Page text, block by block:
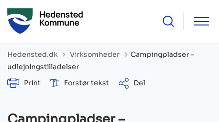
Hedensted.dk Tilbage til
Virksomheder
Campingpladser –
udlejningstilladelser
Print
Forstør tekst Del